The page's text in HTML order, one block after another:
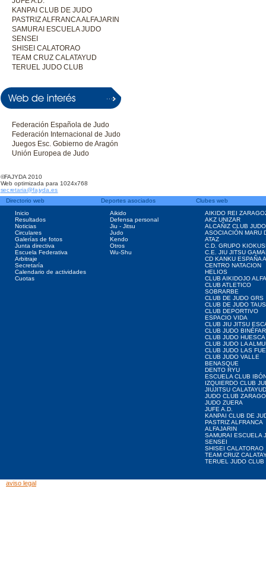
KANPAI CLUB DE JUDO
PASTRIZ ALFRANCA ALFAJARIN
SAMURAI ESCUELA JUDO
SENSEI
SHISEI CALATORAO
TEAM CRUZ CALATAYUD
TERUEL JUDO CLUB
Federación Española de Judo
Federación Internacional de Judo
Juegos Esc. Gobierno de Aragón
Unión Europea de Judo
©FAJYDA 2010
Web optimizada para 1024x768
secretaria@fajyda.es
Directorio web
Inicio
Resultados
Noticias
Circulares
Galerías de fotos
Junta directiva
Escuela Federativa
Arbitraje
Secretaría
Calendario de actividades
Cuotas
Deportes asociados
Aikido
Defensa personal
Jiu - Jitsu
Judo
Kendo
Otros
Wu-Shu
Clubes web
AIKIDO REI
AKZ UNIZAR
ALCAÑIZ CLUB JUDO
ASOCIACIÓN MARU
ATAZ
C.D. GRUPO
C.E. JIU JITSU
CD KANKU ESPAÑA
CENTRO NATACION
HELIOS
CLUB AIKIDOJO
CLUB ATLETICO
SOBRARBE
CLUB DE JUDO GRS
CLUB DE JUDO
CLUB DEPORTIVO
ESPACIO VIDA
CLUB JIU JITSU
CLUB JUDO BINÉFAR
CLUB JUDO HUESCA
CLUB JUDO LA
CLUB JUDO LAS
CLUB JUDO VALLE
BENASQUE
DENTO RYU
ESCUELA CLUB
IZQUIERDO CLUB
JIUJITSU
JUDO CLUB
JUDO ZUERA
JUFE A.D.
KANPAI CLUB DE
PASTRIZ ALFRANCA
ALFAJARIN
SAMURAI ESCUELA
SENSEI
SHISEI CALATORAO
TEAM CRUZ
TERUEL JUDO CLUB
aviso legal